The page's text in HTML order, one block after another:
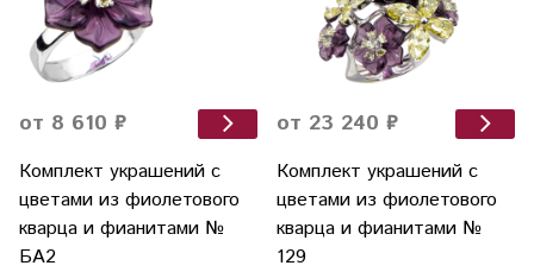
от 8 610 ₽
Комплект украшений с
цветами из фиолетового
кварца и фианитами №
БА2
от 23 240 ₽
Комплект украшений с
цветами из фиолетового
кварца и фианитами №
129